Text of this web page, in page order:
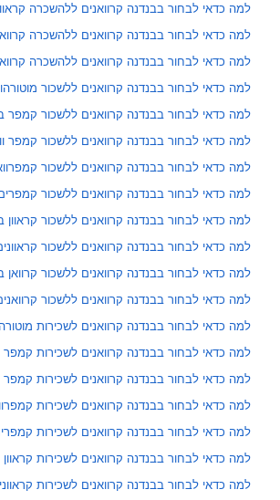
למה כדאי לבחור בבנדנה קרוואנים ללהשכרה
למה כדאי לבחור בבנדנה קרוואנים ללהשכרה
למה כדאי לבחור בבנדנה קרוואנים ללהשכרה
למה כדאי לבחור בבנדנה קרוואנים ללשכור
למה כדאי לבחור בבנדנה קרוואנים ללשכור קמפר
למה כדאי לבחור בבנדנה קרוואנים ללשכור קמפר
למה כדאי לבחור בבנדנה קרוואנים ללשכור
למה כדאי לבחור בבנדנה קרוואנים ללשכור
למה כדאי לבחור בבנדנה קרוואנים ללשכור קראוון
למה כדאי לבחור בבנדנה קרוואנים ללשכור
למה כדאי לבחור בבנדנה קרוואנים ללשכור קרוואן
למה כדאי לבחור בבנדנה קרוואנים ללשכור
למה כדאי לבחור בבנדנה קרוואנים לשכירות
למה כדאי לבחור בבנדנה קרוואנים לשכירות קמפר
למה כדאי לבחור בבנדנה קרוואנים לשכירות קמפר
למה כדאי לבחור בבנדנה קרוואנים לשכירות
למה כדאי לבחור בבנדנה קרוואנים לשכירות
למה כדאי לבחור בבנדנה קרוואנים לשכירות קראוון
למה כדאי לבחור בבנדנה קרוואנים לשכירות